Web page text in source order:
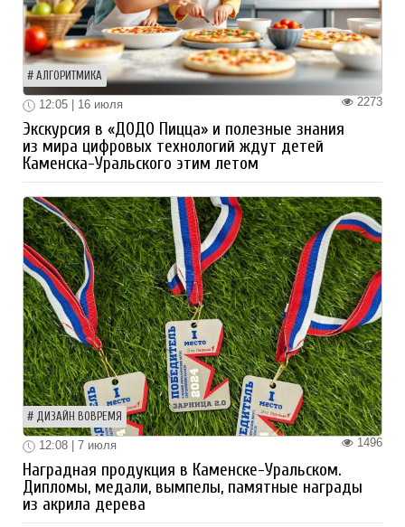
АЛГОРИТМИКА
2273
12:05 | 16 июля
Экскурсия в «ДОДО Пицца» и полезные знания
из мира цифровых технологий ждут детей
Каменска-Уральского этим летом
ДИЗАЙН ВОВРЕМЯ
1496
12:08 | 7 июля
Наградная продукция в Каменске-Уральском.
Дипломы, медали, вымпелы, памятные награды
из акрила дерева